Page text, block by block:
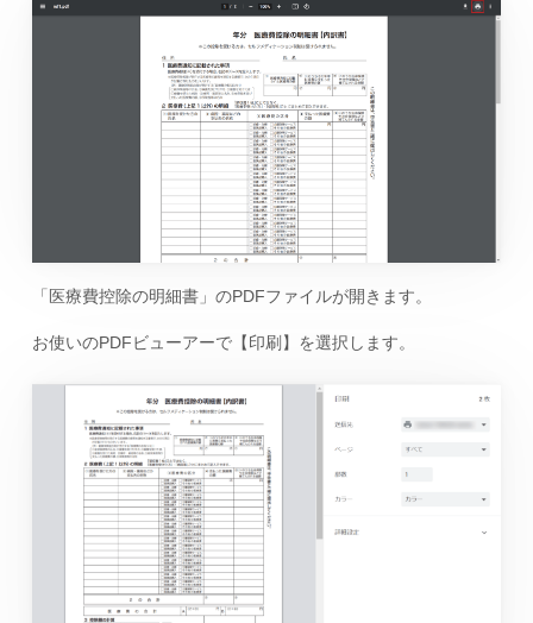
「医療費控除の明細書」のPDFファイルが開きます。
お使いのPDFビューアーで【印刷】を選択します。